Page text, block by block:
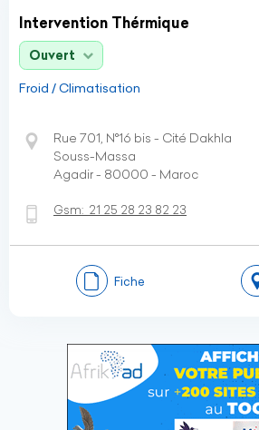
Intervention Thérmique
Ouvert
Froid / Climatisation
Rue 701, N°16 bis - Cité Dakhla
Souss-Massa
Agadir - 80000 - Maroc
Gsm: 21 25 28 23 82 23
Fiche